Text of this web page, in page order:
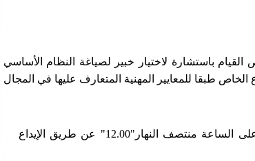
القيام باستشارة لاختيار خبير لصياغة النظام الأساسي
الخاص طبقا للمعايير المهنية المتعارف عليها في المجال
الساعة منتصف النهار "12.00"
عن طريق الإيداع